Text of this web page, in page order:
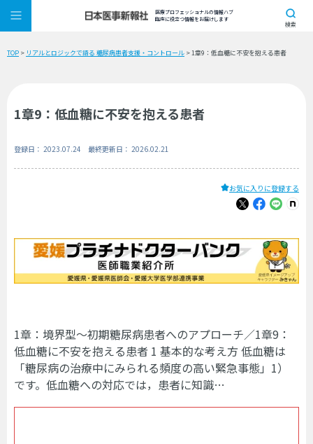
医療プロフェッショナルの情報ハブ
臨床に役立つ情報をお届けします
検索
TOP > リアルとロジックで語る 糖尿病患者支援・コントロール > 1章9：低血糖に不安を抱える患者
1章9：低血糖に不安を抱える患者
登録日： 2023.07.24 最終更新日： 2026.02.21
お気に入りに登録する
1章：境界型～初期糖尿病患者へのアプローチ／1章9：
低血糖に不安を抱える患者 1 基本的な考え方 低血糖は
「糖尿病の治療中にみられる頻度の高い緊急事態」1）
です。低血糖への対応では，患者に知識…